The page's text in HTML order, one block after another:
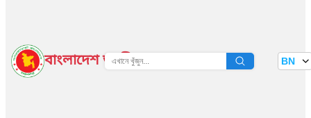
বাংলাদেশ জাতীয় তথ্য বাতায়ন BN